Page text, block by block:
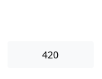
420